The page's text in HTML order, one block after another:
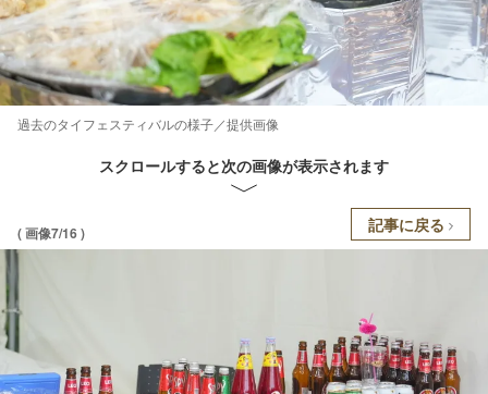
過去のタイフェスティバルの様子／提供画像
スクロールすると次の画像が表示されます
( 画像7/16 ) 記事に戻る